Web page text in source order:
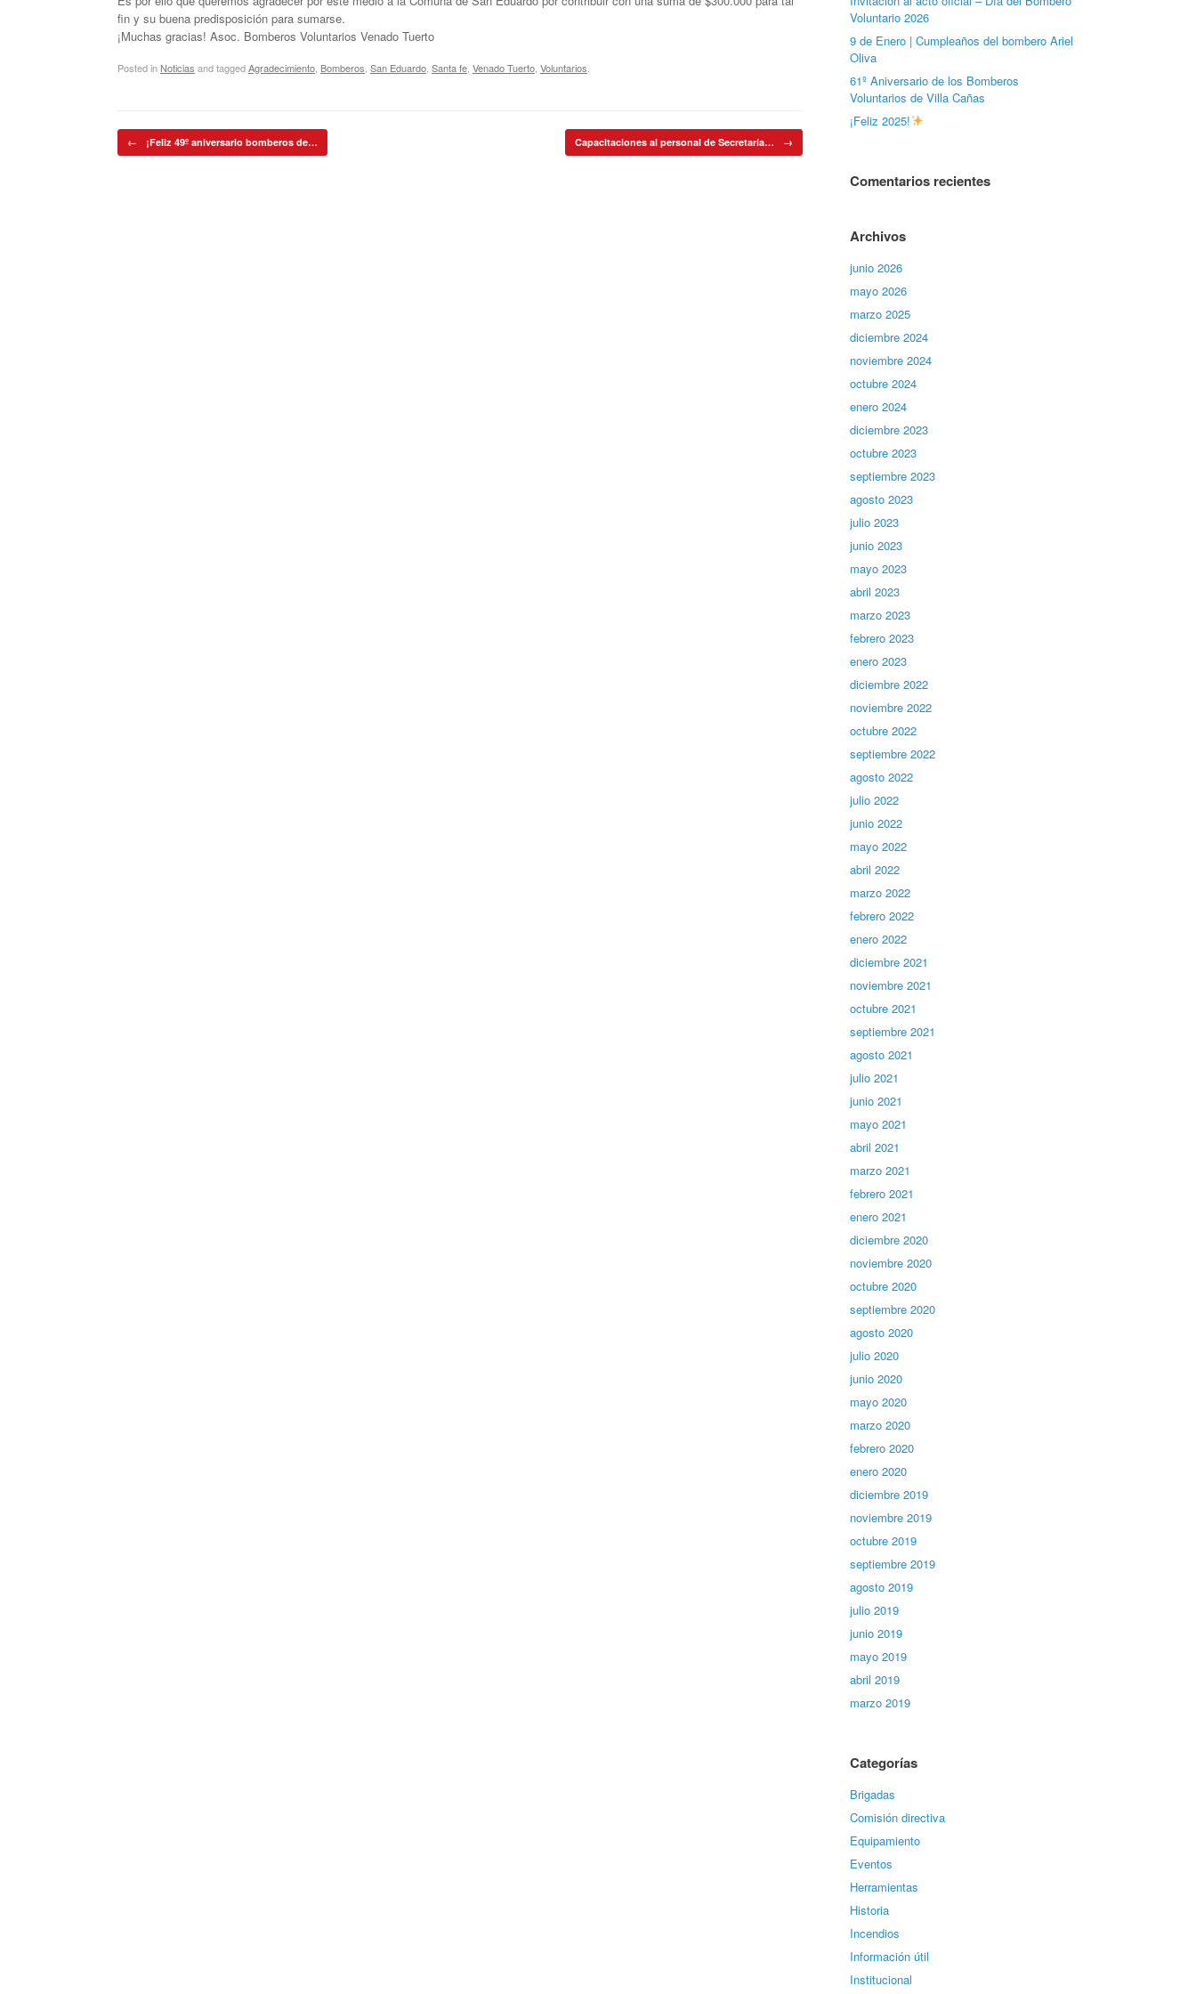
fin y su buena predisposición para sumarse.
¡Muchas gracias! Asoc. Bomberos Voluntarios Venado Tuerto
Posted in Noticias and taggedAgradecimiento Bomberos San Eduardo Santa fe Venado Tuerto Voluntarios
Post navigation
← ¡Feliz 49º aniversario bomberos de… Capacitaciones al personal de Secretaría… →
Voluntario 2026
9 de Enero | Cumpleaños del bombero Ariel
Oliva
61º Aniversario de los Bomberos
Voluntarios de Villa Cañas
¡Feliz 2025!
Comentarios recientes
Archivos
junio 2026
mayo 2026
marzo 2025
diciembre 2024
noviembre 2024
octubre 2024
enero 2024
diciembre 2023
octubre 2023
septiembre 2023
agosto 2023
julio 2023
junio 2023
mayo 2023
abril 2023
marzo 2023
febrero 2023
enero 2023
diciembre 2022
noviembre 2022
octubre 2022
septiembre 2022
agosto 2022
julio 2022
junio 2022
mayo 2022
abril 2022
marzo 2022
febrero 2022
enero 2022
diciembre 2021
noviembre 2021
octubre 2021
septiembre 2021
agosto 2021
julio 2021
junio 2021
mayo 2021
abril 2021
marzo 2021
febrero 2021
enero 2021
diciembre 2020
noviembre 2020
octubre 2020
septiembre 2020
agosto 2020
julio 2020
junio 2020
mayo 2020
marzo 2020
febrero 2020
enero 2020
diciembre 2019
noviembre 2019
octubre 2019
septiembre 2019
agosto 2019
julio 2019
junio 2019
mayo 2019
abril 2019
marzo 2019
Categorías
Brigadas
Comisión directiva
Equipamiento
Eventos
Herramientas
Historia
Incendios
Información útil
Institucional